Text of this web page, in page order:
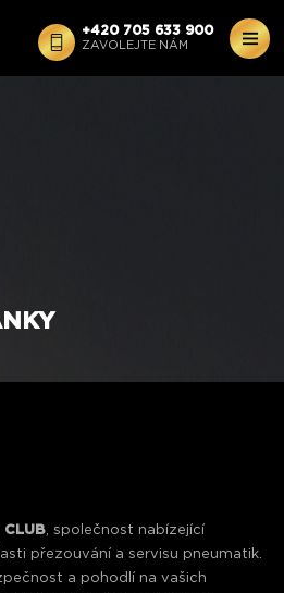
+420 705 633 900
ZAVOLEJTE NÁM
CLUB, společnost nabízející
přezouvání a servisu pneumatik.
a pohodlí na vašich